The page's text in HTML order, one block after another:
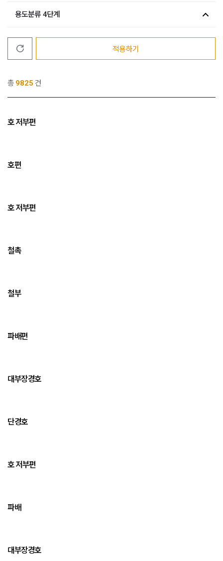
총 9825 건
호 저부편
호편
호 저부편
철촉
철부
파배편
대부장경호
단경호
호 저부편
파배
대부장경호
용도분류 4단계
적용하기